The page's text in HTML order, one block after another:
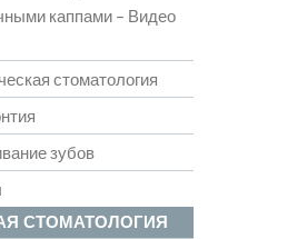
каппами – Видео
стоматология
зубов
СТОМАТОЛОГИЯ